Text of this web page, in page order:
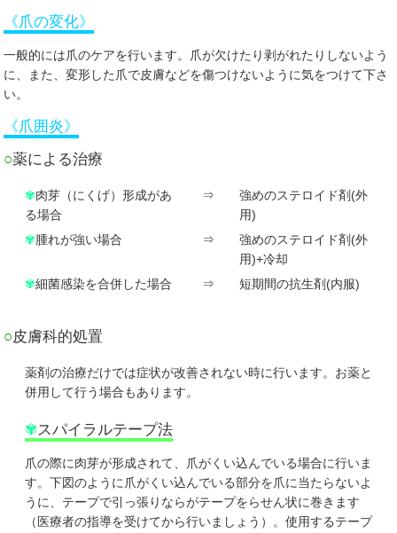
《爪の変化》
一般的には爪のケアを行います。爪が欠けたり剥がれたりしないよう
に、また、変形した爪で皮膚などを傷つけないように気をつけて下さ
い。
《爪囲炎》
○薬による治療
✾肉芽（にくげ）形成があ
る場合
⇒
強めのステロイド剤(外
用)
✾腫れが強い場合 ⇒
強めのステロイド剤(外
用)+冷却
✾細菌感染を合併した場合 ⇒ 短期間の抗生剤(内服)
○皮膚科的処置
薬剤の治療だけでは症状が改善されない時に行います。お薬と
併用して行う場合もあります。
✾スパイラルテープ法
爪の際に肉芽が形成されて、爪がくい込んでいる場合に行いま
す。下図のように爪がくい込んでいる部分を爪に当たらないよ
うに、テープで引っ張りならがテープをらせん状に巻きます
（医療者の指導を受けてから行いましょう）。使用するテープ